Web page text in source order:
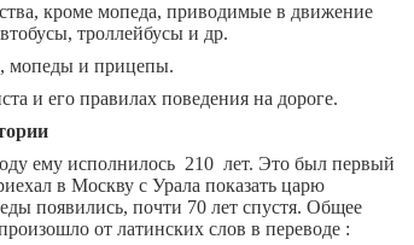
кроме мопеда, приводимые в движение
троллейбусы и др.
и прицепы.
и его правилах поведения на дороге.
ему исполнилось 210 лет. Это был первый
в Москву с Урала показать царю
появились, почти 70 лет спустя. Общее
от латинских слов в переводе :